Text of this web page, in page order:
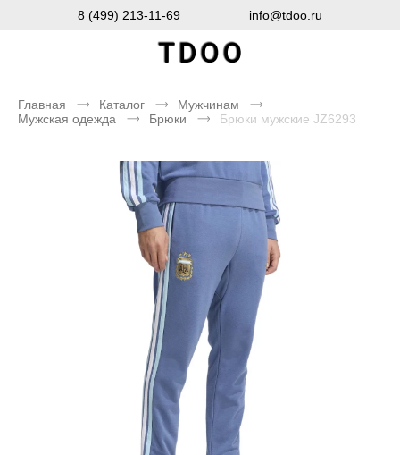
8 (499) 213-11-69 info@tdoo.ru
Главная Каталог
Мужчинам
Мужская одежда
Брюки Брюки мужские JZ6293